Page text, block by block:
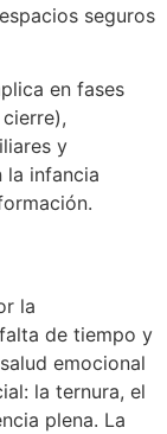
seguros
en fases
y
la infancia
la
de tiempo y
emocional
la ternura, el
plena. La